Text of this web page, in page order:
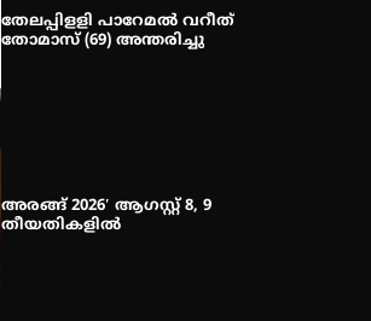
തേലപ്പിളളി പാറേമൽ വറീത്
തോമാസ് (69) അന്തരിച്ചു
അരങ്ങ് 2026′ ആഗസ്റ്റ് 8, 9
തീയതികളിൽ